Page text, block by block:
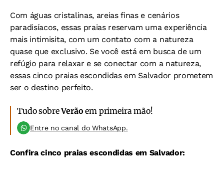
Com águas cristalinas, areias finas e cenários
paradisíacos, essas praias reservam uma experiência
mais intimisita, com um contato com a natureza
quase que exclusivo. Se você está em busca de um
refúgio para relaxar e se conectar com a natureza,
essas cinco praias escondidas em Salvador prometem
ser o destino perfeito.
Tudo sobreVerão em primeira mão!
Entre no canal do WhatsApp.
Confira cinco praias escondidas em Salvador: